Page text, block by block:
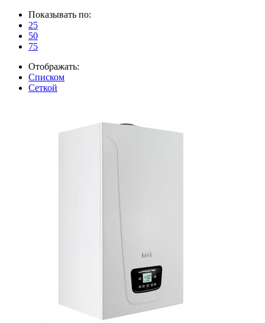
Показывать по:
25
50
75
Отображать:
Списком
Сеткой